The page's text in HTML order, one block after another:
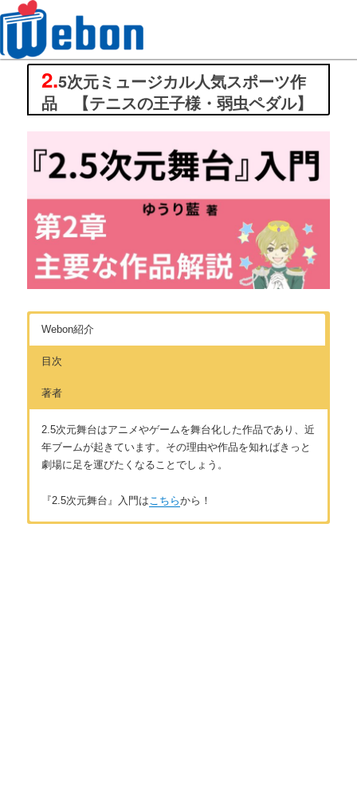
Webon（ウェボン）
2.5次元ミュージカル人気スポーツ作
品 【テニスの王子様・弱虫ペダル】
Webon紹介
目次
著者
2.5次元舞台はアニメやゲームを舞台化した作品であり、近
年ブームが起きています。その理由や作品を知ればきっと
劇場に足を運びたくなることでしょう。
『2.5次元舞台』入門はこちらから！